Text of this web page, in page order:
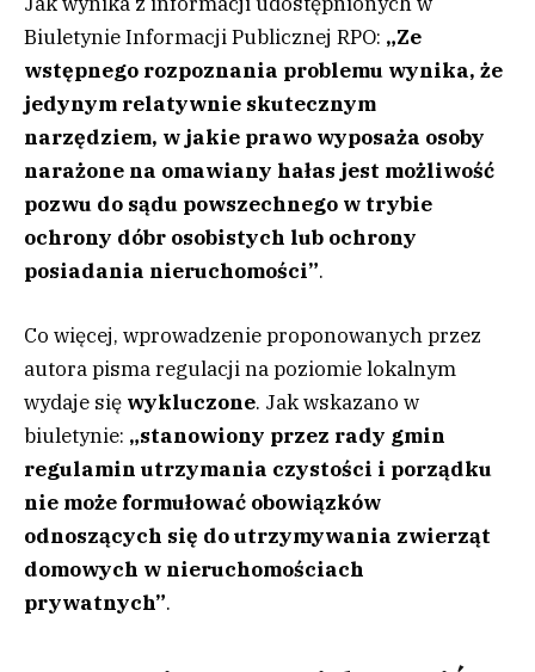
Biuletynie Informacji Publicznej RPO: „Ze
wstępnego rozpoznania problemu wynika, że
jedynym relatywnie skutecznym
narzędziem, w jakie prawo wyposaża osoby
narażone na omawiany hałas jest możliwość
pozwu do sądu powszechnego w trybie
ochrony dóbr osobistych lub ochrony
posiadania nieruchomości”.
Co więcej, wprowadzenie proponowanych przez
autora pisma regulacji na poziomie lokalnym
wydaje się wykluczone. Jak wskazano w
biuletynie: „stanowiony przez rady gmin
regulamin utrzymania czystości i porządku
nie może formułować obowiązków
odnoszących się do utrzymywania zwierząt
domowych w nieruchomościach
prywatnych”.